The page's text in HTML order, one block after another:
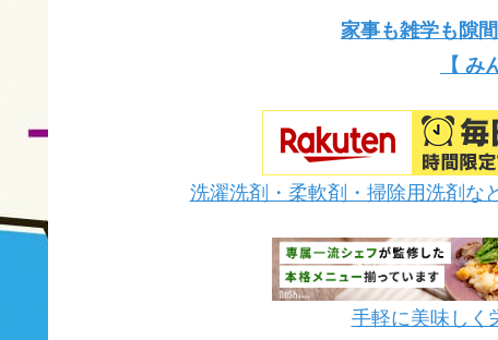
家事も雑学も隙
【 み
洗濯洗剤・柔軟剤・掃除用洗剤な
手軽に美味しく